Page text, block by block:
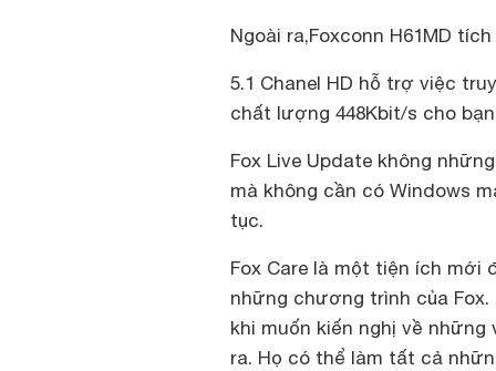
Ngoài ra,Foxconn H61MD
5.1 Chanel HD hỗ trợ việc
chất lượng 448Kbit/s cho
Fox Live Update không
mà không cần có Windows
tục.
Fox Care là một tiện ích mới
những chương trình của
khi muốn kiến nghị về
ra. Họ có thể làm tất cả